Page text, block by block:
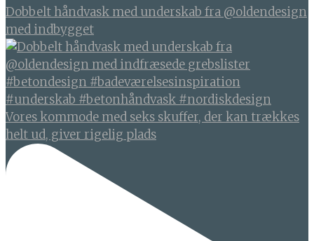
Dobbelt håndvask med underskab fra @oldendesign
med indbygget
Vores kommode med seks skuffer, der kan trækkes
helt ud, giver rigelig plads